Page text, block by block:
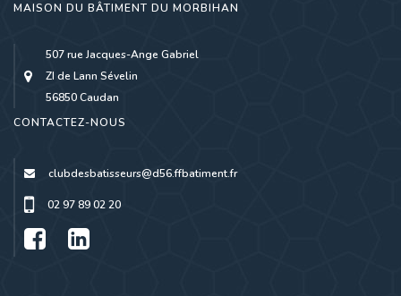
MAISON DU BÂTIMENT DU MORBIHAN
507 rue Jacques-Ange Gabriel
ZI de Lann Sévelin
56850 Caudan
CONTACTEZ-NOUS
clubdesbatisseurs@d56.ffbatiment.fr
02 97 89 02 20